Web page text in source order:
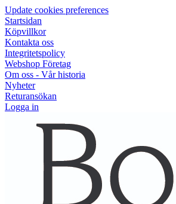
Update cookies preferences
Startsidan
Köpvillkor
Kontakta oss
Integritetspolicy
Webshop Företag
Om oss - Vår historia
Nyheter
Returansökan
Logga in